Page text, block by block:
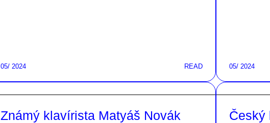
05/ 2024 READ 05/ 2024
Známý klavírista Matyáš Novák
Český